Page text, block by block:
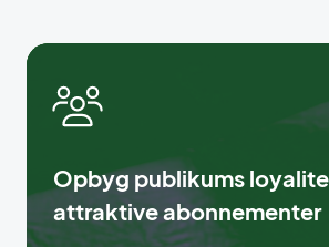
Opbyg publikums
attraktive abonnementer